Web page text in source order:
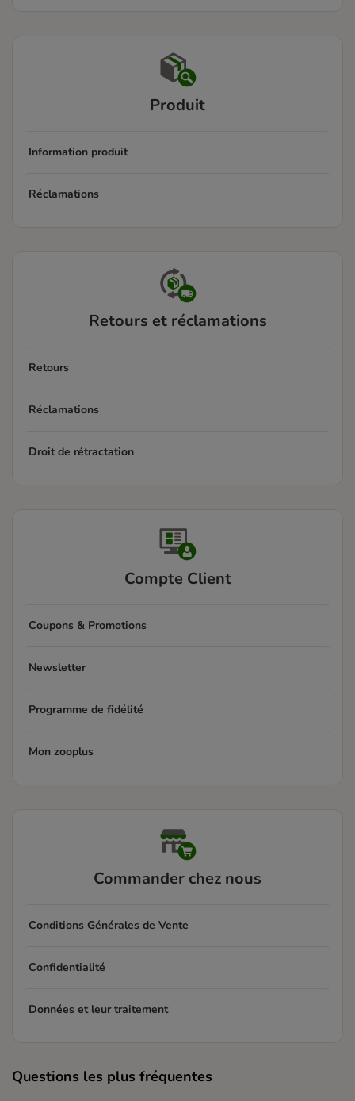
Produit
Information produit
Réclamations
Retours et réclamations
Retours
Réclamations
Droit de rétractation
Compte Client
Coupons & Promotions
Newsletter
Programme de fidélité
Mon zooplus
Commander chez nous
Conditions Générales de Vente
Confidentialité
Données et leur traitement
Questions les plus fréquentes